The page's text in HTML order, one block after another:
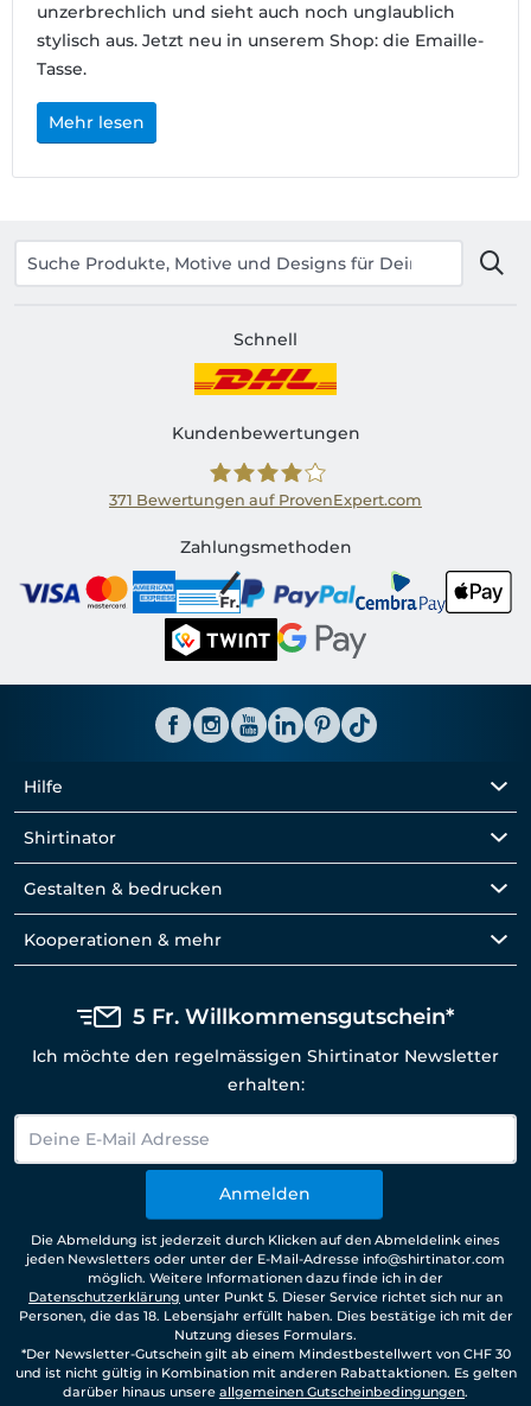
unzerbrechlich und sieht auch noch unglaublich
stylisch aus. Jetzt neu in unserem Shop: die Emaille-
Tasse.
Mehr lesen
Schnell
Kundenbewertungen
Shirtinator CH
371 Bewertungen auf ProvenExpert.com
Zahlungsmethoden
Hilfe
Shirtinator
Gestalten & bedrucken
Kooperationen & mehr
5 Fr. Willkommensgutschein*
Ich möchte den regelmässigen Shirtinator Newsletter
erhalten:
Anmelden
Die Abmeldung ist jederzeit durch Klicken auf den Abmeldelink eines
jeden Newsletters oder unter der E-Mail-Adresse info@shirtinator.com
möglich. Weitere Informationen dazu finde ich in der
Datenschutzerklärung unter Punkt 5. Dieser Service richtet sich nur an
Personen, die das 18. Lebensjahr erfüllt haben. Dies bestätige ich mit der
Nutzung dieses Formulars.
*Der Newsletter-Gutschein gilt ab einem Mindestbestellwert von CHF 30
und ist nicht gültig in Kombination mit anderen Rabattaktionen. Es gelten
darüber hinaus unsere allgemeinen Gutscheinbedingungen.